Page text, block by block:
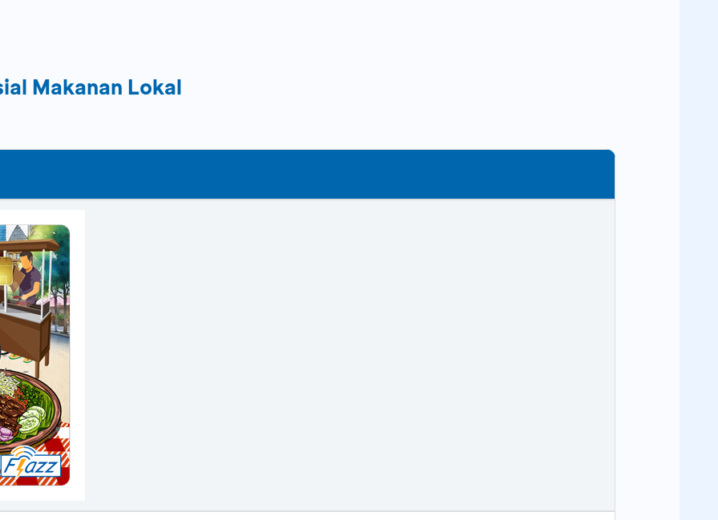
Makanan Lokal